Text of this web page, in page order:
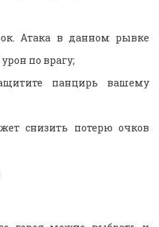
Атака в данном рывке
по врагу;
панцирь вашему
снизить потерю очков